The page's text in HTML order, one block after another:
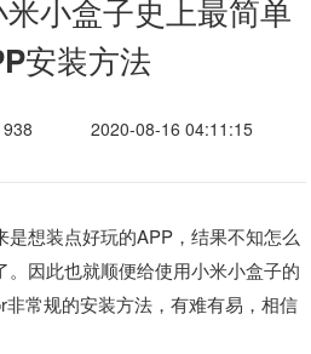
小盒子史上最简单
安装方法
2020-08-16 04:11:15
想装点好玩的APP，结果不知怎么
因此也就顺便给使用小米小盒子的
常规的安装方法，有难有易，相信